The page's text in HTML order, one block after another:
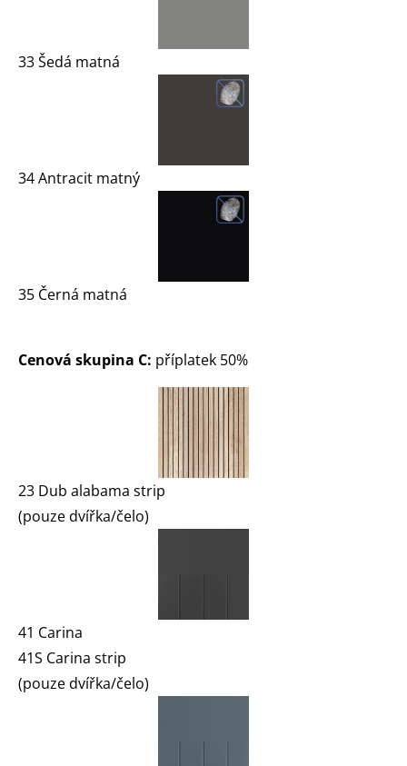
33 Šedá matná
34 Antracit matný
35 Černá matná
Cenová skupina C: příplatek 50%
23 Dub alabama strip
(pouze dvířka/čelo)
41 Carina
41S Carina strip
(pouze dvířka/čelo)